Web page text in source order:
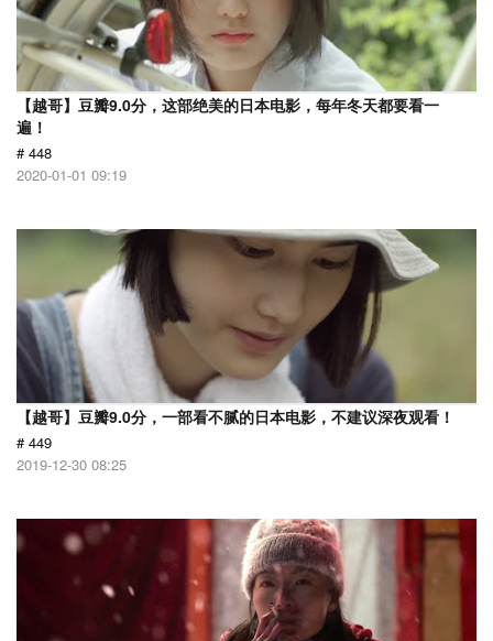
【越哥】豆瓣9.0分，这部绝美的日本电影，每年冬天都要看一
遍！
# 448
2020-01-01 09:19
【越哥】豆瓣9.0分，一部看不腻的日本电影，不建议深夜观看！
# 449
2019-12-30 08:25